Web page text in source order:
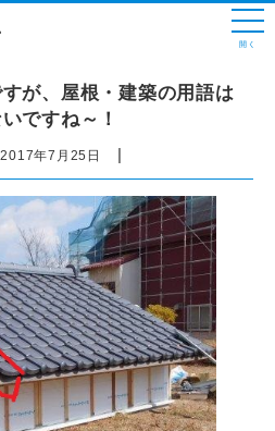
が、屋根・建築の用語は
ですね～！
2017年7月25日 |